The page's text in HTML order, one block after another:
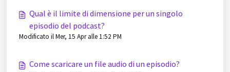
Qual è il limite di dimensione per un singolo
episodio del podcast?
Modificato il Mer, 15 Apr alle 1:52 PM
Come scaricare un file audio di un episodio?